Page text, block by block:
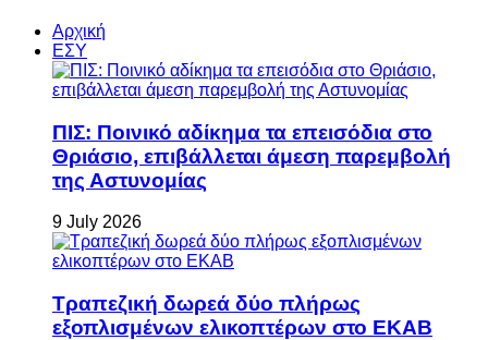
Αρχική
ΕΣΥ
ΠΙΣ: Ποινικό αδίκημα τα επεισόδια στο
Θριάσιο, επιβάλλεται άμεση παρεμβολή
της Αστυνομίας
9 July 2026
Τραπεζική δωρεά δύο πλήρως
εξοπλισμένων ελικοπτέρων στο ΕΚΑΒ